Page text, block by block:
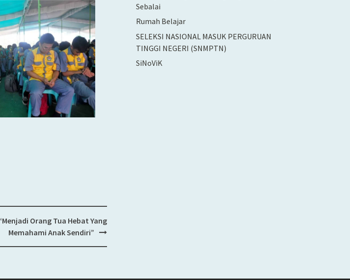
Orang Tua Hebat Yang
Memahami Anak Sendiri”
Sebalai
Rumah Belajar
SELEKSI NASIONAL MASUK PERGURUAN
TINGGI NEGERI (SNMPTN)
SiNoViK